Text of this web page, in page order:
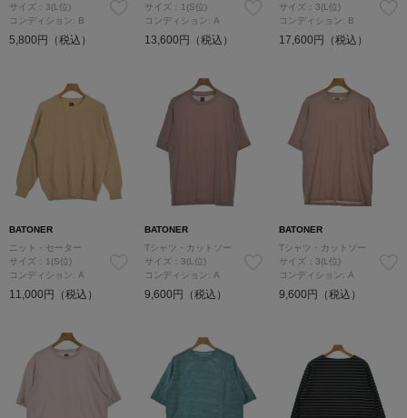
サイズ：3(L位)
コンディション: B
5,800円（税込）
サイズ：1(S位)
コンディション: A
13,600円（税込）
サイズ：3(L位)
コンディション: B
17,600円（税込）
BATONER
ニット・セーター
サイズ：1(S位)
コンディション: A
11,000円（税込）
BATONER
Tシャツ・カットソー
サイズ：3(L位)
コンディション: A
9,600円（税込）
BATONER
Tシャツ・カットソー
サイズ：3(L位)
コンディション: A
9,600円（税込）